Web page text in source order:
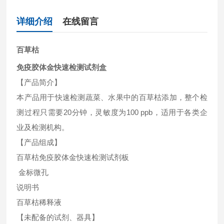
详细介绍 在线留言
百草枯
免疫胶体金快速检测试剂盒
【产品简介】
本产品用于快速检测蔬菜、水果中的百草枯添加，整个检
测过程只需要20分钟，灵敏度为100 ppb，适用于各类企
业及检测机构。
【产品组成】
百草枯免疫胶体金快速检测试剂板
金标微孔
说明书
百草枯稀释液
【未配备的试剂、器具】